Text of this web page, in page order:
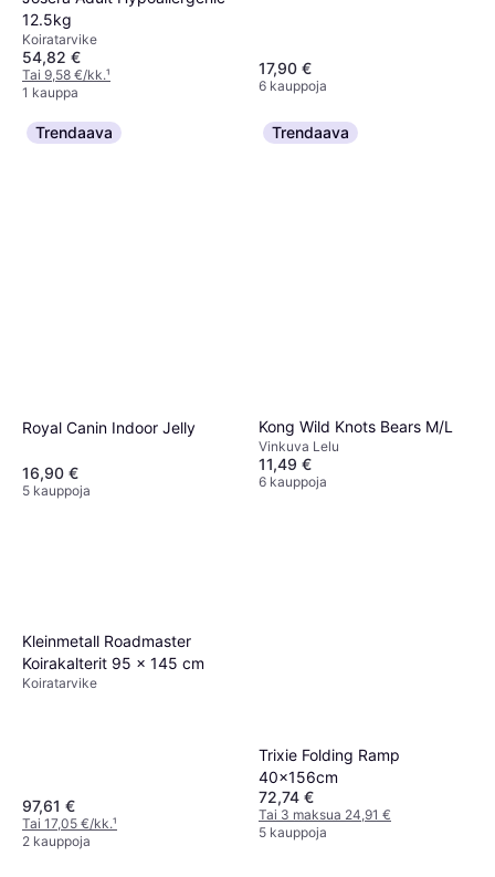
12.5kg
Koiratarvike
54,82 €
Tai 9,58 €/kk.¹
1 kauppa
17,90 €
6 kauppoja
Trendaava
Royal Canin Indoor Jelly
16,90 €
5 kauppoja
Trendaava
Kong Wild Knots Bears M/L
Vinkuva Lelu
11,49 €
6 kauppoja
Kleinmetall Roadmaster
Koirakalterit 95 x 145 cm
Koiratarvike
97,61 €
Tai 17,05 €/kk.¹
2 kauppoja
Trixie Folding Ramp
40x156cm
72,74 €
Tai 3 maksua 24,91 €
5 kauppoja